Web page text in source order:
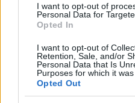
I want to opt-out of
Personal Data for
Opted In
I want to opt-out of
Retention, Sale, and/or
Personal Data that Is
Purposes for which it was
Opted Out